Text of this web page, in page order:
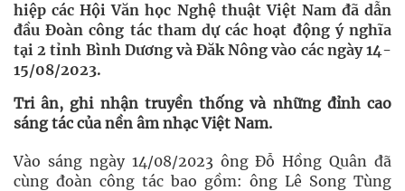
hiệp các Hội Văn học Nghệ thuật Việt Nam đã dẫn
đầu Đoàn công tác tham dự các hoạt động ý nghĩa
tại 2 tỉnh Bình Dương và Đăk Nông vào các ngày 14-
15/08/2023.
Tri ân, ghi nhận truyền thống và những đỉnh cao
sáng tác của nền âm nhạc Việt Nam.
Vào sáng ngày 14/08/2023 ông Đỗ Hồng Quân đã
cùng đoàn công tác bao gồm: ông Lê Song Tùng